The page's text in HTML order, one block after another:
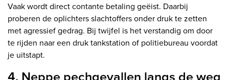
Vaak wordt direct contante betaling geëist. Daarbij
proberen de oplichters slachtoffers onder druk te zetten
met agressief gedrag. Bij twijfel is het verstandig om door
te rijden naar een druk tankstation of politiebureau voordat
je uitstapt.